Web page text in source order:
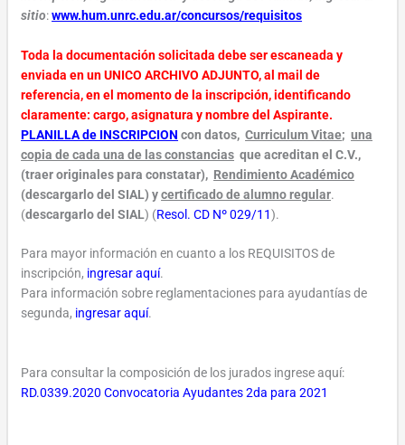
sitio:www.hum.unrc.edu.ar/concursos/requisitos
Toda la documentación solicitada debe ser escaneada y
enviada en un UNICO ARCHIVO ADJUNTO, al mail de
referencia, en el momento de la inscripción, identificando
claramente: cargo, asignatura y nombre del Aspirante.
PLANILLA de INSCRIPCION con datos,Curriculum Vitae;una
copia de cada una de las constancias que acreditan el C.V.,
(traer originales para constatar), Rendimiento Académico
(descargarlo del SIAL) ycertificado de alumno regular.
(descargarlo del SIAL) (Resol. CD Nº 029/11).
Para mayor información en cuanto a los REQUISITOS de
inscripción, ingresar aquí.
Para información sobre reglamentaciones para ayudantías de
segunda, ingresar aquí.
Para consultar la composición de los jurados ingrese aquí:
RD.0339.2020 Convocatoria Ayudantes 2da para 2021